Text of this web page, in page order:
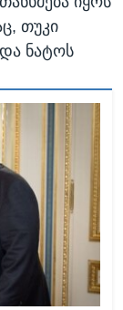
თუკი
ნატოს